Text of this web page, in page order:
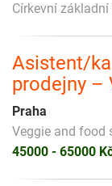
Církevní
Asistent/
prodejny –
Praha
Veggie and food
45000 - 65000